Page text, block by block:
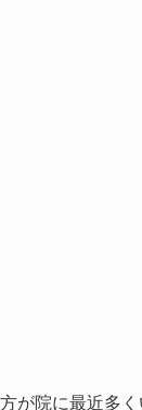
が院に最近多く